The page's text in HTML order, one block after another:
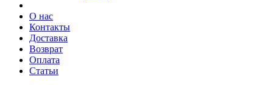
О нас
Контакты
Доставка
Возврат
Оплата
Статьи